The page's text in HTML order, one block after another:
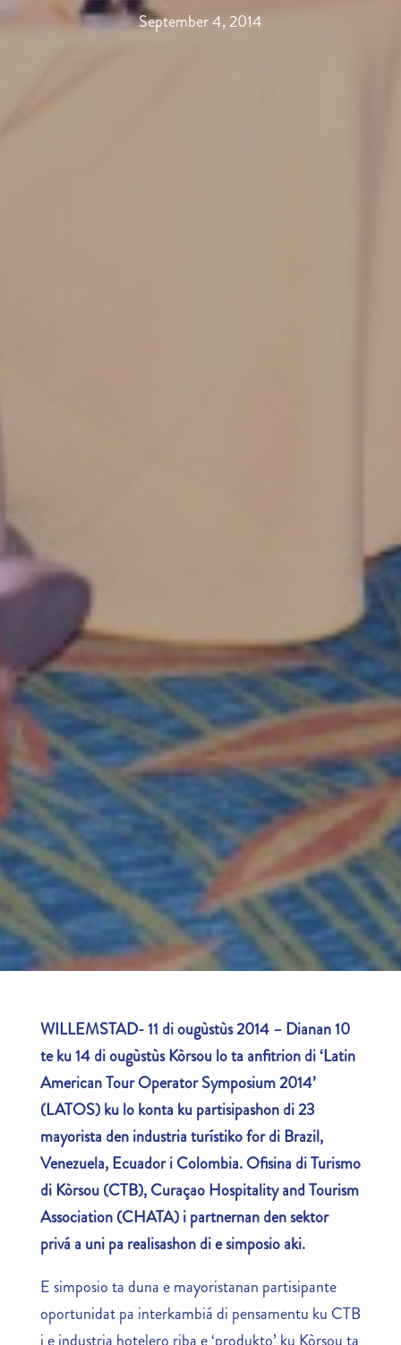
September 4, 2014
WILLEMSTAD- 11 di ougùstùs 2014 – Dianan 10
te ku 14 di ougùstùs Kòrsou lo ta anfitrion di ‘Latin
American Tour Operator Symposium 2014’
(LATOS) ku lo konta ku partisipashon di 23
mayorista den industria turístiko for di Brazil,
Venezuela, Ecuador i Colombia. Ofisina di Turismo
di Kòrsou (CTB), Curaçao Hospitality and Tourism
Association (CHATA) i partnernan den sektor
privá a uni pa realisashon di e simposio aki.
E simposio ta duna e mayoristanan partisipante
oportunidat pa interkambiá di pensamentu ku CTB
i e industria hotelero riba e ‘produkto’ ku Kòrsou ta